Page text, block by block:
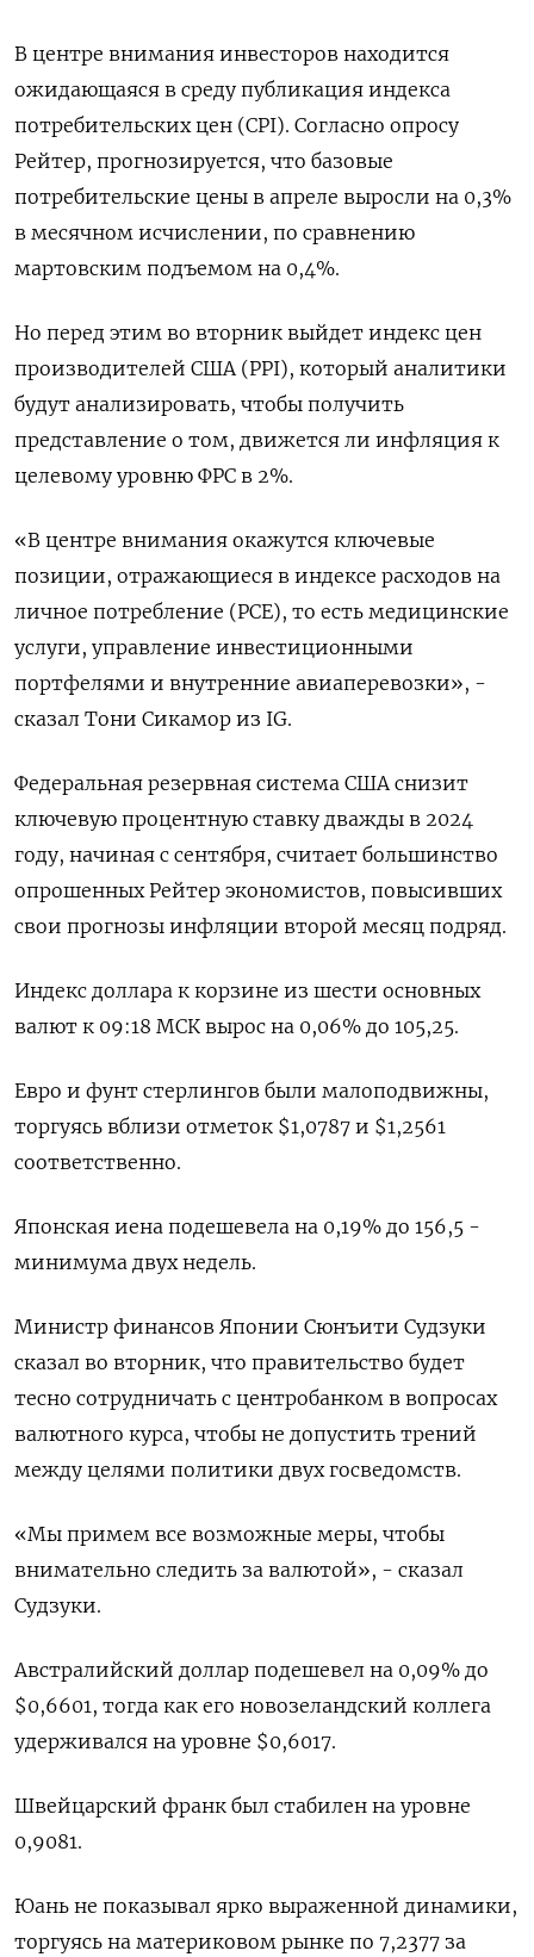
В центре внимания инвесторов находится
ожидающаяся в среду публикация индекса
потребительских цен (CPI). Согласно опросу
Рейтер, прогнозируется, что базовые
потребительские цены в апреле выросли на 0,3%
в месячном исчислении, по сравнению
мартовским подъемом на 0,4%.
Но перед этим во вторник выйдет индекс цен
производителей США (PPI), который аналитики
будут анализировать, чтобы получить
представление о том, движется ли инфляция к
целевому уровню ФРС в 2%.
«В центре внимания окажутся ключевые
позиции, отражающиеся в индексе расходов на
личное потребление (PCE), то есть медицинские
услуги, управление инвестиционными
портфелями и внутренние авиаперевозки», -
сказал Тони Сикамор из IG.
Федеральная резервная система США снизит
ключевую процентную ставку дважды в 2024
году, начиная с сентября, считает большинство
опрошенных Рейтер экономистов, повысивших
свои прогнозы инфляции второй месяц подряд.
Индекс доллара к корзине из шести основных
валют к 09:18 МСК вырос на 0,06% до 105,25​.
Евро и фунт стерлингов были малоподвижны,
торгуясь вблизи отметок $1,0787​ и $1,2561​
соответственно.
Японская иена подешевела на 0,19%​ до 156,5 -
минимума двух недель.
Министр финансов Японии Сюнъити Судзуки
сказал во вторник, что правительство будет
тесно сотрудничать с центробанком в вопросах
валютного курса, чтобы не допустить трений
между целями политики двух госведомств.
«Мы примем все возможные меры, чтобы
внимательно следить за валютой», - сказал
Судзуки.
Австралийский доллар подешевел на 0,09% до
$0,6601​, тогда как его новозеландский коллега
удерживался на уровне $0,6017​.
Швейцарский франк был стабилен на уровне
0,9081​.
Юань не показывал ярко выраженной динамики,
торгуясь на материковом рынке по 7,2377​ за